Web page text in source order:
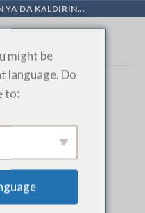
YA DA KALDIRIN...
Pres Hattı
might be
language. Do
to: